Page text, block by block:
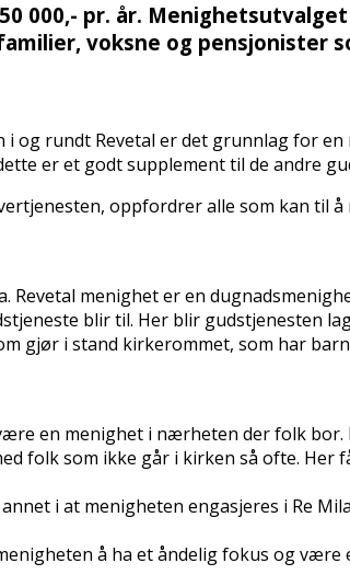
000,- pr. år.
voksne og pensjonister
rundt Revetal er det grunnlag for
er et godt supplement til de andre
oppfordrer alle som kan til
menighet er en
blir til. Her blir gudstjenesten
gjør i stand kirkerommet, som har
en menighet i nærheten der folk
folk som ikke går i kirken så ofte.
i at menigheten engasjeres i Re
å ha et åndelig fokus og